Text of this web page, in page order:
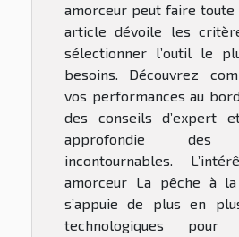
amorceur peut faire toute
article dévoile les
sélectionner l’outil le
besoins. Découvrez
vos performances au
des conseils d’expert
approfondie des
incontournables.
amorceur La pêche à
s’appuie de plus en
technologiques